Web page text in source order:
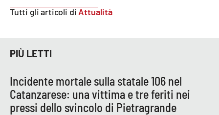
Tutti gli articoli di Attualità
PIÙ LETTI
Incidente mortale sulla statale 106 nel
Catanzarese: una vittima e tre feriti nei
pressi dello svincolo di Pietragrande